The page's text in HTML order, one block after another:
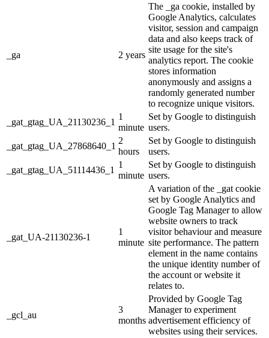
_ga 2 years
The _ga cookie, installed by
Google Analytics, calculates
visitor, session and campaign
data and also keeps track of
site usage for the site's
analytics report. The cookie
stores information
anonymously and assigns a
randomly generated number
to recognize unique visitors.
_gat_gtag_UA_21130236_1
1
minute
Set by Google to distinguish
users.
_gat_gtag_UA_27868640_1
2
hours
Set by Google to distinguish
users.
_gat_gtag_UA_51114436_1
1
minute
Set by Google to distinguish
users.
_gat_UA-21130236-1
1
minute
A variation of the _gat cookie
set by Google Analytics and
Google Tag Manager to allow
website owners to track
visitor behaviour and measure
site performance. The pattern
element in the name contains
the unique identity number of
the account or website it
relates to.
_gcl_au
3
months
Provided by Google Tag
Manager to experiment
advertisement efficiency of
websites using their services.